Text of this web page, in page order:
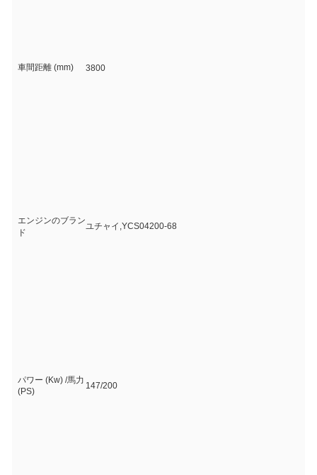
車間距離 (mm) 3800
エンジンのブラン
ド
ユチャイ,YCS04200-68
パワー (Kw) /馬力
(PS)
147/200